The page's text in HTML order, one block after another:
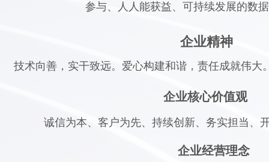
企业精神
技术向善，实干致远。爱心构建和谐，责任成就伟大
企业核心价值观
诚信为本、客户为先、持续创新、务实担当、
参与、人人能获益、可持续发展的数
企业经营理念